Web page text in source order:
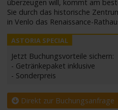
überzeugen will, kommt am
Sie durch das historische
in Venlo das Renaissance-
Jetzt Buchungsvorteile sichern:
- Getränkepaket inklusive
- Sonderpreis
Direkt zur Buchungsanfrage